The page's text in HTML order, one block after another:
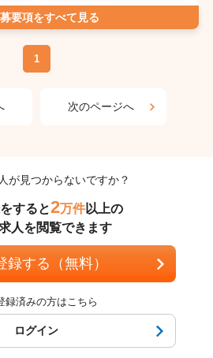
要項をすべて見る
1
次のページへ
が見つからないですか？
すると2万件以上の
人を閲覧できます
録する（無料）
録済みの方はこちら
ログイン